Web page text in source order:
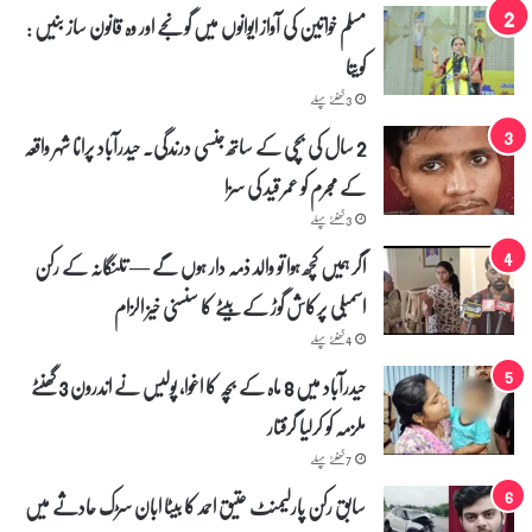
مسلم خواتین کی آواز ایوانوں میں گونجے اور وہ قانون ساز بنیں :
کویتا
3 گھنٹے پہلے
2 سال کی بچی کے ساتھ جنسی درندگی۔ حیدرآباد پرانا شہر واقعہ
کے مجرم کو عمر قید کی سزا
3 گھنٹے پہلے
اگر ہمیں کچھ ہوا تو والد ذمہ دار ہوں گے — تلنگانہ کے رکن
اسمبلی پرکاش گوڑ کے بیٹے کا سنسنی خیز الزام
4 گھنٹے پہلے
حیدرآباد میں 8 ماہ کے بچہ کا اغوا، پولیس نے اندرون 3 گھنٹے
ملزمہ کو کرلیا گرفتار
7 گھنٹے پہلے
سابق رکن پارلیمنٹ عتیق احمد کا بیٹا ابان سڑک حادثے میں